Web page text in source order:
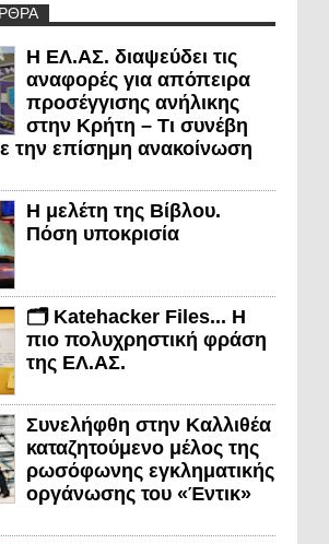
Η ΕΛ.ΑΣ. διαψεύδει τις
αναφορές για απόπειρα
προσέγγισης ανήλικης
στην Κρήτη – Τι συνέβη
την επίσημη ανακοίνωση
Η μελέτη της Βίβλου.
Πόση υποκρισία
🗂️ Katehacker Files... Η
πιο πολυχρηστική φράση
της ΕΛ.ΑΣ.
Συνελήφθη στην Καλλιθέα
καταζητούμενο μέλος της
ρωσόφωνης εγκληματικής
οργάνωσης του «Έντικ»